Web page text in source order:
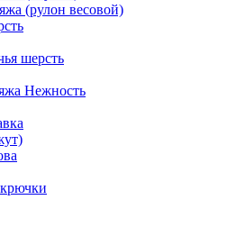
(рулон весовой)
шерсть
Нежность